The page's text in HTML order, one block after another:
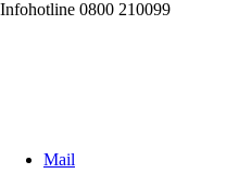
Infohotline 0800 210099
Mail